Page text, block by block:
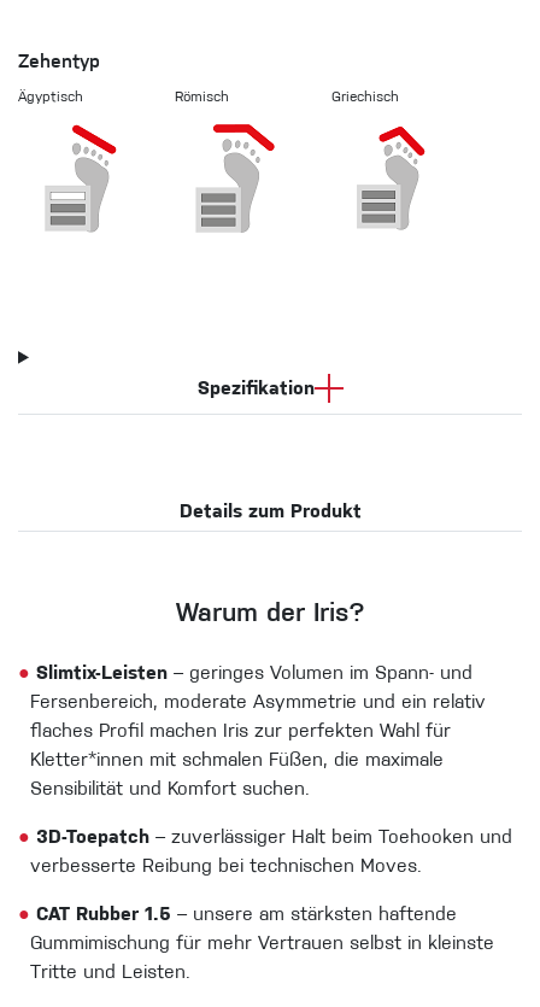
Zehentyp
Ägyptisch Römisch Griechisch
Spezifikation
Details zum Produkt
Warum der Iris?
● Slimtix-Leisten – geringes Volumen im Spann- und
Fersenbereich, moderate Asymmetrie und ein relativ
flaches Profil machen Iris zur perfekten Wahl für
Kletter*innen mit schmalen Füßen, die maximale
Sensibilität und Komfort suchen.
● 3D-Toepatch – zuverlässiger Halt beim Toehooken und
verbesserte Reibung bei technischen Moves.
● CAT Rubber 1.5 – unsere am stärksten haftende
Gummimischung für mehr Vertrauen selbst in kleinste
Tritte und Leisten.